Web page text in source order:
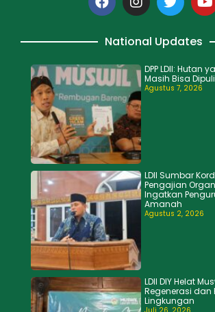
National Updates
DPP LDII: Hutan
Masih Bisa
Agustus 7, 2026
LDII Sumbar
Pengajian
Ingatkan
Amanah
Agustus 2, 2026
LDII DIY Helat
Regenerasi dan
Lingkungan